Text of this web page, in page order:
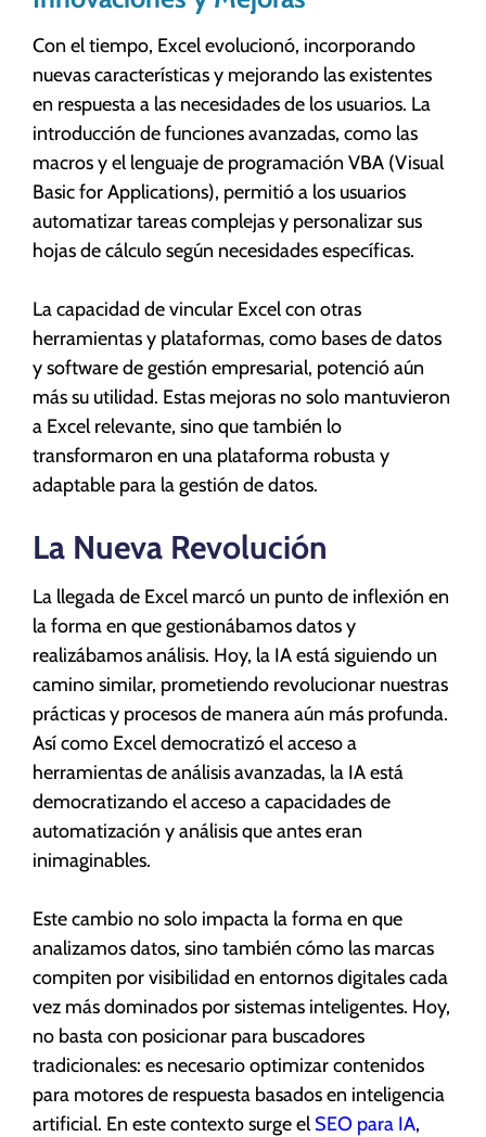
Con el tiempo, Excel evolucionó, incorporando
nuevas características y mejorando las existentes
en respuesta a las necesidades de los usuarios. La
introducción de funciones avanzadas, como las
macros y el lenguaje de programación VBA (Visual
Basic for Applications), permitió a los usuarios
automatizar tareas complejas y personalizar sus
hojas de cálculo según necesidades específicas.
La capacidad de vincular Excel con otras
herramientas y plataformas, como bases de datos
y software de gestión empresarial, potenció aún
más su utilidad. Estas mejoras no solo mantuvieron
a Excel relevante, sino que también lo
transformaron en una plataforma robusta y
adaptable para la gestión de datos.
La Nueva Revolución
La llegada de Excel marcó un punto de inflexión en
la forma en que gestionábamos datos y
realizábamos análisis. Hoy, la IA está siguiendo un
camino similar, prometiendo revolucionar nuestras
prácticas y procesos de manera aún más profunda.
Así como Excel democratizó el acceso a
herramientas de análisis avanzadas, la IA está
democratizando el acceso a capacidades de
automatización y análisis que antes eran
inimaginables.
Este cambio no solo impacta la forma en que
analizamos datos, sino también cómo las marcas
compiten por visibilidad en entornos digitales cada
vez más dominados por sistemas inteligentes. Hoy,
no basta con posicionar para buscadores
tradicionales: es necesario optimizar contenidos
para motores de respuesta basados en inteligencia
artificial. En este contexto surge el SEO para IA,